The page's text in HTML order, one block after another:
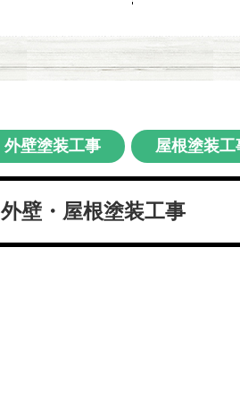
外壁塗装工事 屋根塗装工
外壁・屋根塗装工事